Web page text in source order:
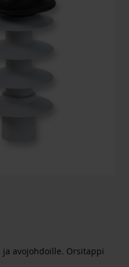
ja avojohdoille. Orsitappi